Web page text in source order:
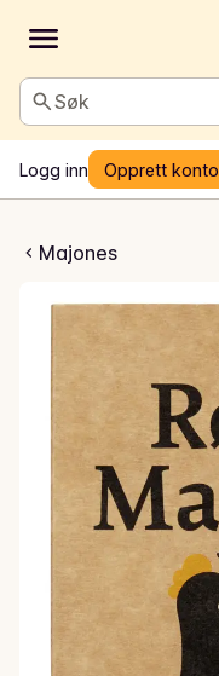
Søk
Logg inn Opprett konto
Majones